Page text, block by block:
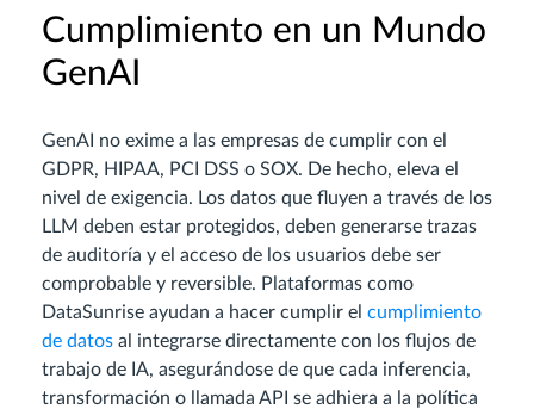
Cumplimiento en un Mundo
GenAI
GenAI no exime a las empresas de cumplir con el
GDPR, HIPAA, PCI DSS o SOX. De hecho, eleva el
nivel de exigencia. Los datos que fluyen a través de los
LLM deben estar protegidos, deben generarse trazas
de auditoría y el acceso de los usuarios debe ser
comprobable y reversible. Plataformas como
DataSunrise ayudan a hacer cumplir el cumplimiento
de datos al integrarse directamente con los flujos de
trabajo de IA, asegurándose de que cada inferencia,
transformación o llamada API se adhiera a la política